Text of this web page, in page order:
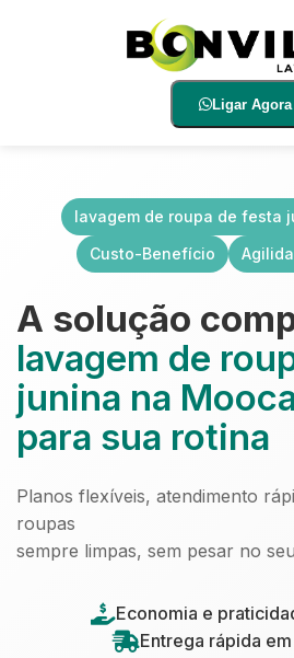
Ligar Agora
lavagem de roupa de festa
Custo-Benefício
A solução
lavagem de
junina na
para sua rotina
Planos flexíveis, atendimento
roupas
sempre limpas, sem pesar no
Economia e
Entrega rápida em